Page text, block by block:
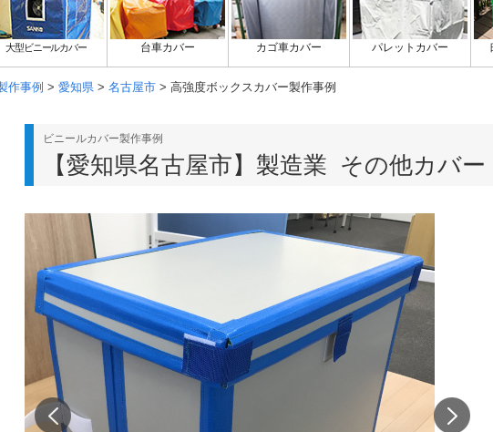
大型ビニールカバー 台車カバー カゴ車カバー パレットカバー
作事例 > 愛知県 > 名古屋市 > 高強度ボックスカバー製作事例
ビニールカバー製作事例
【愛知県名古屋市】製造業 その他カバー